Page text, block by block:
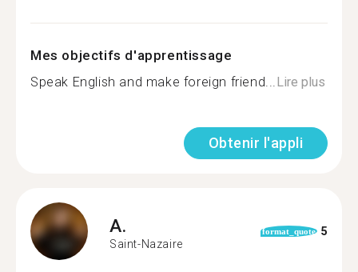
Mes objectifs d'apprentissage
Speak English and make foreign friend...Lire plus
Obtenir l'appli
A.
Saint-Nazaire
format_quote 5